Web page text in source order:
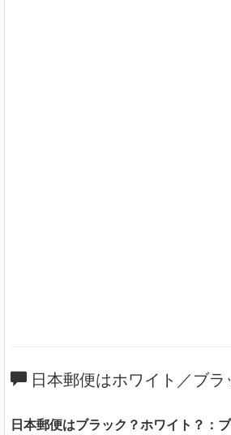
日本郵便はホワイト／ブラ
日本郵便はブラック？ホワイト？：